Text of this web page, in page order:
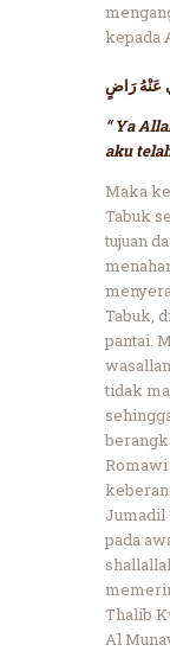
kepada
عَنْهُ رَاضٍ
“ Ya
aku
Maka
Tabuk
tujuan
Tabuk,
pantai.
tidak
Romawi
Jumadil
pada
Thalib
Al